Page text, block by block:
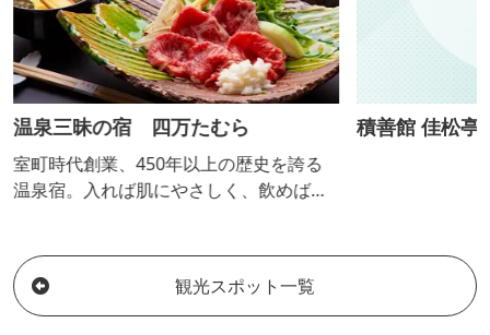
温泉三昧の宿 四万たむら
室町時代創業、450年以上の歴史を誇る
温泉宿。入れば肌にやさしく、飲めば胃
親しまれています。 毎分1,600ℓ自然湧出
される豊富な自家源泉かけ流しの、それ
ぞれ風情の異なる6か所の浴場で夜通し温
積善館 佳松亭
観光スポット一覧